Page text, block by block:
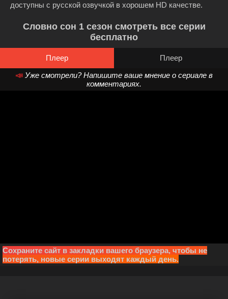
доступны с русской озвучкой в хорошем HD качестве.
Словно сон 1 сезон смотреть все серии
бесплатно
Плеер
Плеер
📣 Уже смотрели? Напишите ваше мнение о сериале в
комментариях.
Сохраните сайт в закладки вашего браузера, чтобы не
потерять, новые серии выходят каждый день.